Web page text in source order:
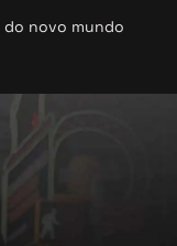
do novo mundo